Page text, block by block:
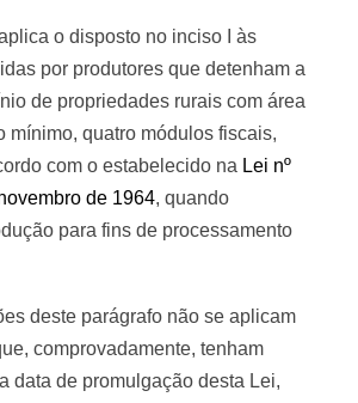
o disposto no inciso I às
por produtores que detenham a
de propriedades rurais com área
mínimo, quatro módulos fiscais,
com o estabelecido na Lei nº
de 1964, quando
para fins de processamento
deste parágrafo não se aplicam
comprovadamente, tenham
data de promulgação desta Lei,